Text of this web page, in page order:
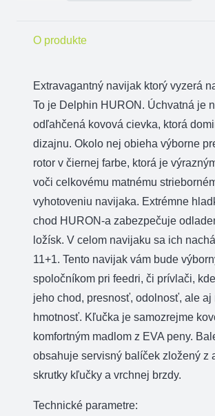
O produkte
Extravagantný navijak ktorý vyzerá
To je Delphin HURON. Úchvatná je
odľahčená kovová cievka, ktorá
dizajnu. Okolo nej obieha výborne
rotor v čiernej farbe, ktorá je
voči celkovému matnému
vyhotoveniu navijaka. Extrémne
chod HURON-a zabezpečuje
ložísk. V celom navijaku sa ich
11+1. Tento navijak vám bude
spoločníkom pri feedri, či prívlači,
jeho chod, presnosť, odolnosť, ale aj
hmotnosť. Kľučka je samozrejme
komfortným madlom z EVA peny.
obsahuje servisný balíček zložený z
skrutky kľučky a vrchnej brzdy.
Technické parametre: